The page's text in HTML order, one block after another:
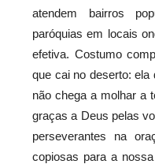
atendem bairros
paróquias em locais
efetiva. Costumo
que cai no deserto:
não chega a molhar a
graças a Deus pelas
perseverantes na
copiosas para a